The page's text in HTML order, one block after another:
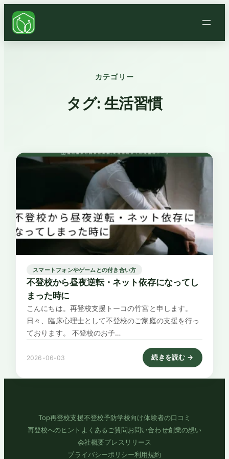
カテゴリー
タグ:生活習慣
スマートフォンやゲームとの付き合い方
不登校から昼夜逆転・ネット依存になってし
まった時に
こんにちは。再登校支援トーコの竹宮と申します。
日々、臨床心理士として不登校のご家庭の支援を行っ
ております。 不登校のお子…
2026-06-03 続きを読む →
: 不登校から昼夜逆転・
Top再登校支援不登校予防学校向け体験者の口コミ
再登校へのヒント よくあるご質問お問い合わせ創業の想い
会社概要プレスリリース
プライバシーポリシー利用規約